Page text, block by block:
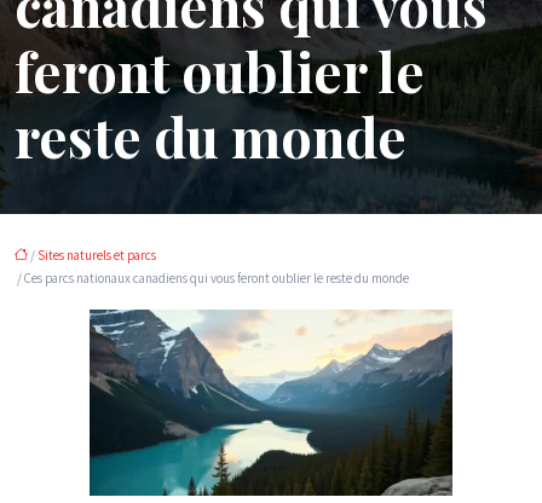
feront oublier le
reste du monde
/ Sites naturels et parcs
/ Ces parcs nationaux canadiens qui vous feront oublier le reste du monde